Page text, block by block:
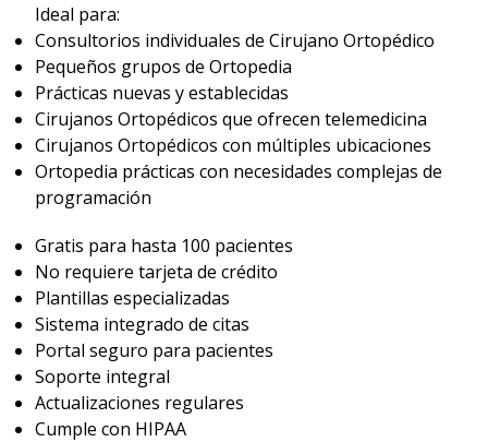
Ideal para:
Consultorios individuales de Cirujano Ortopédico
Pequeños grupos de Ortopedia
Prácticas nuevas y establecidas
Cirujanos Ortopédicos que ofrecen telemedicina
Cirujanos Ortopédicos con múltiples ubicaciones
Ortopedia prácticas con necesidades complejas de
programación
Gratis para hasta 100 pacientes
No requiere tarjeta de crédito
Plantillas especializadas
Sistema integrado de citas
Portal seguro para pacientes
Soporte integral
Actualizaciones regulares
Cumple con HIPAA